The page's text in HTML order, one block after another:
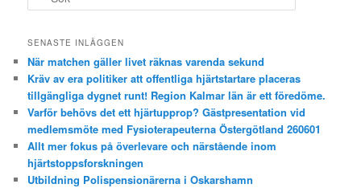
ö
SENASTE INLÄGGEN
När matchen gäller livet räknas varenda sekund
Kräv av era politiker att offentliga hjärtstartare placeras
tillgängliga dygnet runt! Region Kalmar län är ett föredöme.
Varför behövs det ett hjärtupprop? Gästpresentation vid
medlemsmöte med Fysioterapeuterna Östergötland 260601
Allt mer fokus på överlevare och närstående inom
hjärtstoppsforskningen
Utbildning Polispensionärerna i Oskarshamn